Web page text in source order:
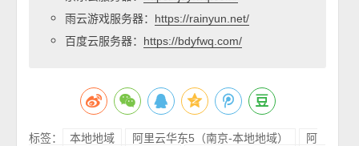
雨云游戏服务器： https://rainyun.net/
百度云服务器： https://bdyfwq.com/
标签： 本地地域 阿里云华东5（南京-本地地域）
阿